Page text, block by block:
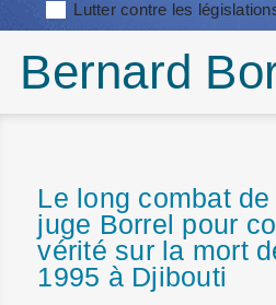
Lutter contre les
Bernard
Le long combat de
juge Borrel pour
vérité sur la mort
1995 à Djibouti